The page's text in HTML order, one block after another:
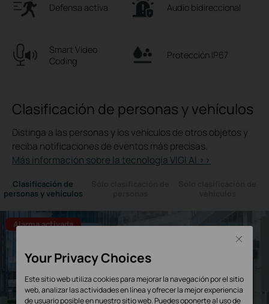
Defensa activa Audio bidireccional
Smart Video
Coding
Protección IP67
Clasificación de personas y vehículos
Distinga a las personas y los vehículos de otros objetos y
reciba notificaciones de eventos más precisas.
Más información sobre la tecnología VIGI AI >>
Clasificación de
personas y vehículos
Alarma activada
Your Privacy Choices
Este sitio web utiliza cookies para mejorar la navegación por el sitio
web, analizar las actividades en línea y ofrecer la mejor experiencia
de usuario posible en nuestro sitio web. Puedes oponerte al uso de
Close